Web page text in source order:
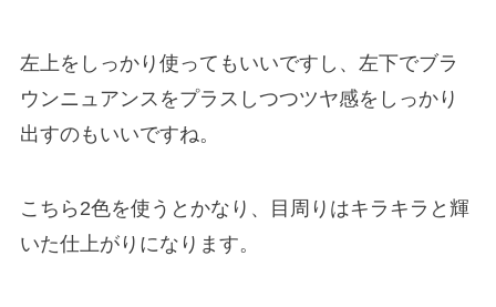
左上をしっかり使ってもいいですし、左下でブラ
ウンニュアンスをプラスしつつツヤ感をしっかり
出すのもいいですね。
こちら2色を使うとかなり、目周りはキラキラと輝
いた仕上がりになります。